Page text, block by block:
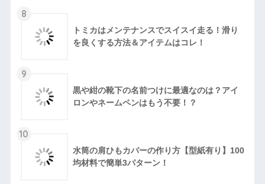
8
トミカはメンテナンスでスイスイ走る！滑り
を良くする方法＆アイテムはコレ！
9
黒や紺の靴下の名前つけに最適なのは？アイ
ロンやネームペンはもう不要！？
10
水筒の肩ひもカバーの作り方【型紙有り】100
均材料で簡単3パターン！